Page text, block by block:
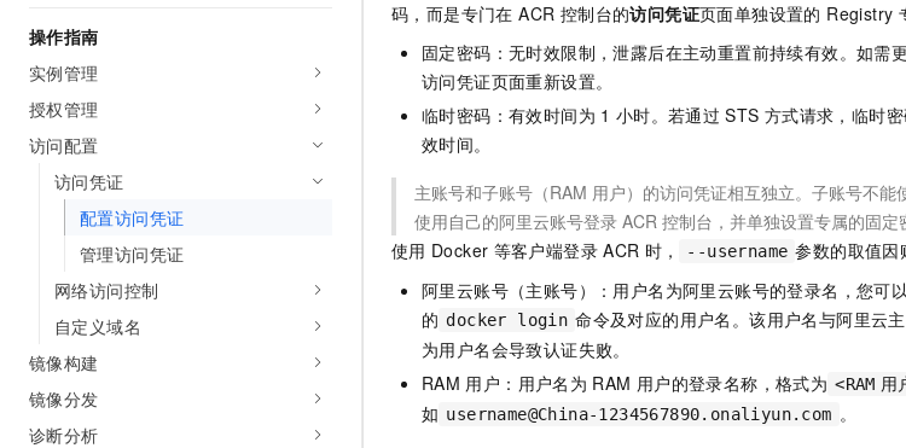
操作指南
实例管理
授权管理
访问配置
访问凭证
配置访问凭证
管理访问凭证
网络访问控制
自定义域名
镜像构建
镜像分发
诊断分析
码，而是专门在 ACR 控制台的访问凭证页面单独设置的 Registry
固定密码：无时效限制，泄露后在主动重置前持续有效。如需
访问凭证页面重新设置。
临时密码：有效时间为 1 小时。若通过 STS 方式请求，临时
效时间。
主账号和子账号（RAM 用户）的访问凭证相互独立。子账号不
使用自己的阿里云账号登录 ACR 控制台，并单独设置专属的固定
使用 Docker 等客户端登录 ACR 时， --username 参数的取值因
阿里云账号（主账号）：用户名为阿里云账号的登录名，您可
的 docker login 命令及对应的用户名。该用户名与阿里云
为用户名会导致认证失败。
RAM 用户：用户名为 RAM 用户的登录名称，格式为 <RAM 用
如 username@China-1234567890.onaliyun.com 。